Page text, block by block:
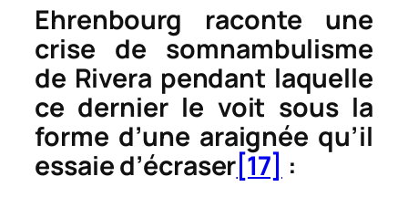
Ehrenbourg raconte une
crise de somnambulisme
de Rivera pendant laquelle
ce dernier le voit sous la
forme d’une araignée qu’il
essaie d’écraser[17] :